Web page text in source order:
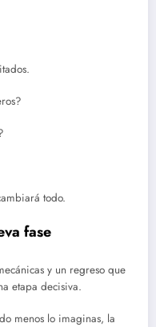
todo.
fase
y un regreso que
etapa decisiva.
menos lo imaginas, la